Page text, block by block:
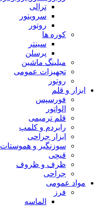
ترالی
سرویتور
روتور
کوره ها
سینتر
پرسلن
میلینگ ماشین
تجهیزات عمومی
روتور
ابزار و قلم
فورسپس
الواتور
قلم ترمیمی
رابردم و کلمپ
ابزار جراحی
سوزنگیر و هموستات
قیچی
ظرف و ظروف
جراحی
مواد عمومی
فرز
الماسه